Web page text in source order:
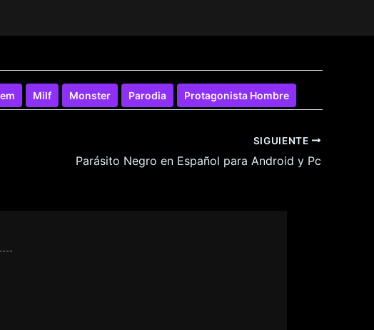
Milf Monster Parodia Protagonista Hombre
SIGUIENTE
Parásito Negro en Español para Android y Pc